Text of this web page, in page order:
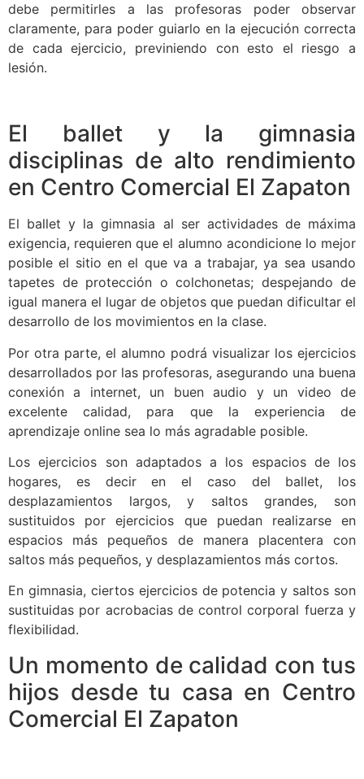
debe permitirles a las profesoras poder observar
claramente, para poder guiarlo en la ejecución correcta
de cada ejercicio, previniendo con esto el riesgo a
lesión.
El ballet y la gimnasia
disciplinas de alto rendimiento
en Centro Comercial El Zapaton
El ballet y la gimnasia al ser actividades de máxima
exigencia, requieren que el alumno acondicione lo mejor
posible el sitio en el que va a trabajar, ya sea usando
tapetes de protección o colchonetas; despejando de
igual manera el lugar de objetos que puedan dificultar el
desarrollo de los movimientos en la clase.
Por otra parte, el alumno podrá visualizar los ejercicios
desarrollados por las profesoras, asegurando una buena
conexión a internet, un buen audio y un video de
excelente calidad, para que la experiencia de
aprendizaje online sea lo más agradable posible.
Los ejercicios son adaptados a los espacios de los
hogares, es decir en el caso del ballet, los
desplazamientos largos, y saltos grandes, son
sustituidos por ejercicios que puedan realizarse en
espacios más pequeños de manera placentera con
saltos más pequeños, y desplazamientos más cortos.
En gimnasia, ciertos ejercicios de potencia y saltos son
sustituidas por acrobacias de control corporal fuerza y
flexibilidad.
Un momento de calidad con tus
hijos desde tu casa en Centro
Comercial El Zapaton